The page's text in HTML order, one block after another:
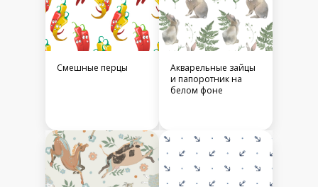
Смешные перцы
Акварельные зайцы
и папоротник на
белом фоне